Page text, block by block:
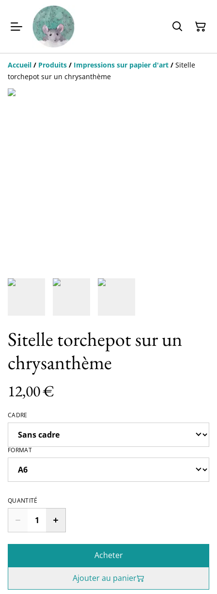
Accueil / Produits / Impressions sur papier d'art / Sitelle
torchepot sur un chrysanthème
Sitelle torchepot sur un
chrysanthème
12,00 €
CADRE
FORMAT
QUANTITÉ
Acheter
Ajouter au panier